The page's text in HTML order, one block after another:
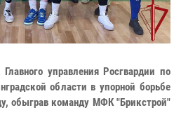
управления Росгвардии по
области в упорной борьбе
обыграв команду МФК "Брикстрой"